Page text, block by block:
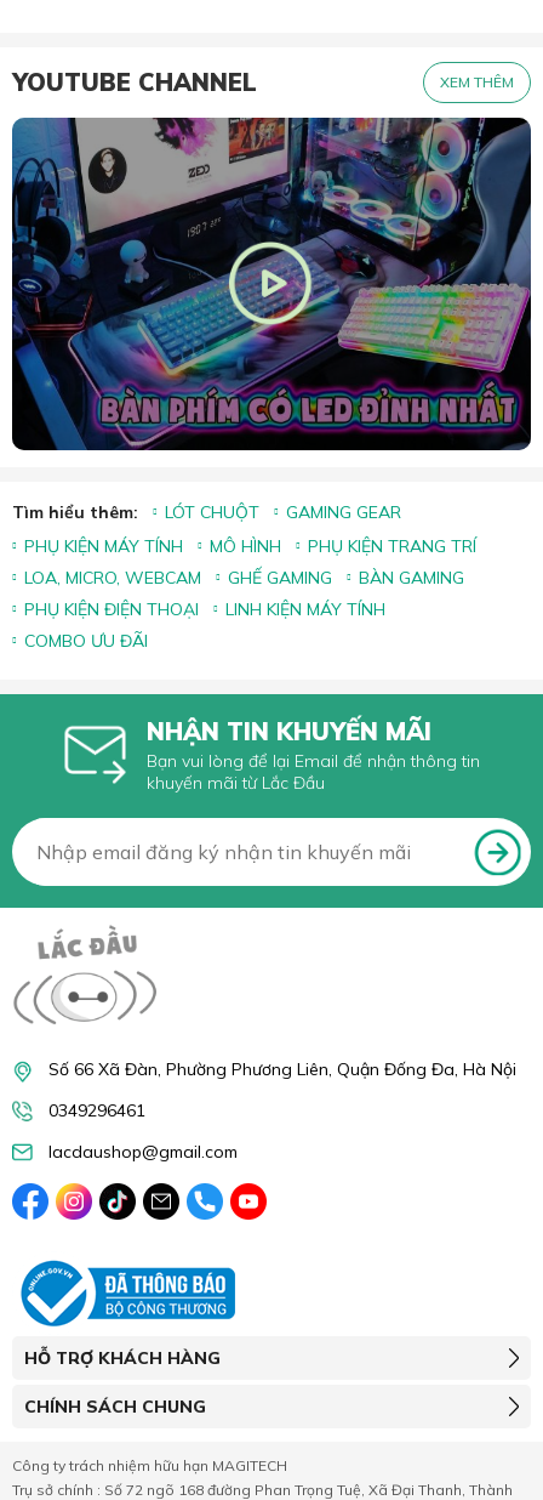
YOUTUBE CHANNEL XEM THÊM
Tìm hiểu thêm: LÓT CHUỘT
GAMING GEAR
PHỤ KIỆN MÁY TÍNH
MÔ HÌNH
PHỤ KIỆN TRANG TRÍ
LOA, MICRO, WEBCAM
GHẾ GAMING
BÀN GAMING
PHỤ KIỆN ĐIỆN THOẠI
LINH KIỆN MÁY TÍNH
COMBO ƯU ĐÃI
NHẬN TIN KHUYẾN MÃI
Bạn vui lòng để lại Email để nhận thông tin
khuyến mãi từ Lắc Đầu
Số 66 Xã Đàn, Phường Phương Liên, Quận Đống Đa, Hà Nội
0349296461
lacdaushop@gmail.com
HỖ TRỢ KHÁCH HÀNG
CHÍNH SÁCH CHUNG
Công ty trách nhiệm hữu hạn MAGITECH
Trụ sở chính : Số 72 ngõ 168 đường Phan Trọng Tuệ, Xã Đại Thanh, Thành